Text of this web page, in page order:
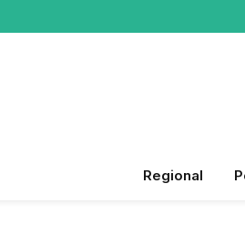
Regional